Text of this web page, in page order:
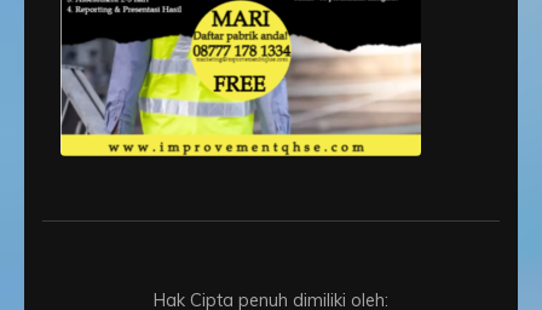
Hak Cipta penuh dimiliki oleh: